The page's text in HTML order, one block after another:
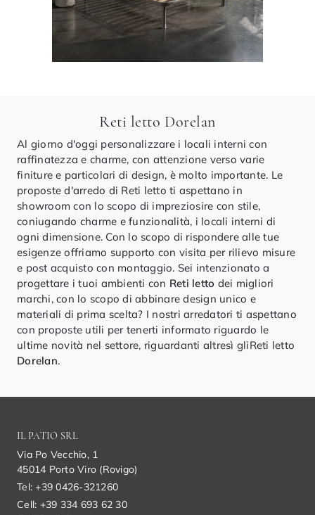
Reti letto Dorelan
Al giorno d'oggi personalizzare i locali interni con
raffinatezza e charme, con attenzione verso varie
finiture e particolari di design, è molto importante. Le
proposte d'arredo di Reti letto ti aspettano in
showroom con lo scopo di impreziosire con stile,
coniugando charme e funzionalità, i locali interni di
ogni dimensione. Con lo scopo di rispondere alle tue
esigenze offriamo supporto con visita per rilievo misure
e post acquisto con montaggio. Sei intenzionato a
progettare i tuoi ambienti con Reti letto dei migliori
marchi, con lo scopo di abbinare design unico e
materiali di prima scelta? I nostri arredatori ti aspettano
con proposte utili per tenerti informato riguardo le
ultime novità nel settore, riguardanti altresì gliReti letto
Dorelan.
IL PATIO SRL
Via Po Vecchio, 1
45014 Porto Viro (Rovigo)
Tel: +39 0426-321260
Cell: +39 334 693 62 30